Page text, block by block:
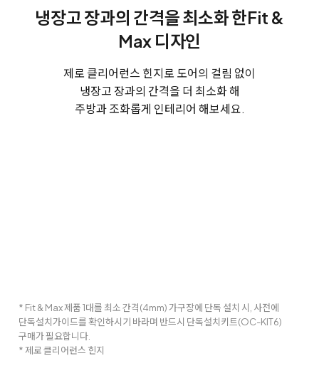
냉장고 장과의 간격을 최소화 한Fit &
Max 디자인
제로 클리어런스 힌지로 도어의 걸림 없이
냉장고 장과의 간격을 더 최소화 해
주방과 조화롭게 인테리어 해보세요.
* Fit & Max 제품 1대를 최소 간격(4mm) 가구장에 단독 설치 시, 사전에
단독설치가이드를 확인하시기 바라며 반드시 단독설치키트(OC-KIT6)
구매가 필요합니다.
* 제로 클리어런스 힌지